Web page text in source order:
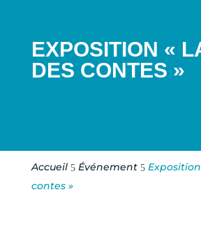
EXPOSITION «
DES CONTES »
Accueil 5 Événement 5
contes »